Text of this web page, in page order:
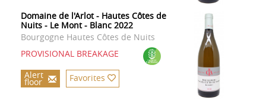
Domaine de l'Arlot - Hautes Côtes de
Nuits - Le Mont - Blanc 2022
Bourgogne Hautes Côtes de Nuits
PROVISIONAL BREAKAGE
Alert
floor Favorites